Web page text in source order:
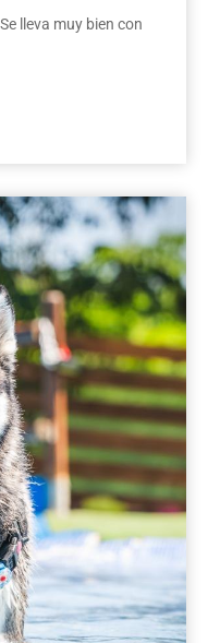
lleva muy bien con